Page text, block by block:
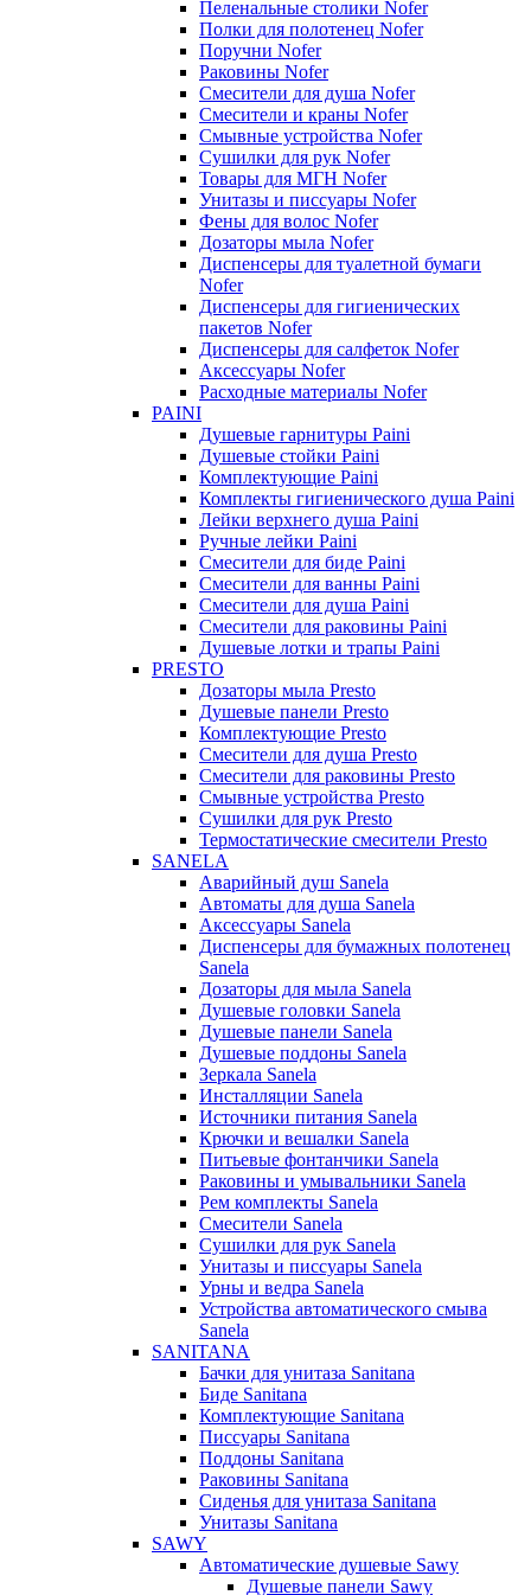
Пеленальные столики Nofer
Полки для полотенец Nofer
Поручни Nofer
Раковины Nofer
Смесители для душа Nofer
Смесители и краны Nofer
Смывные устройства Nofer
Сушилки для рук Nofer
Товары для МГН Nofer
Унитазы и писсуары Nofer
Фены для волос Nofer
Дозаторы мыла Nofer
Диспенсеры для туалетной бумаги
Nofer
Диспенсеры для гигиенических
пакетов Nofer
Диспенсеры для салфеток Nofer
Аксессуары Nofer
Расходные материалы Nofer
PAINI
Душевые гарнитуры Paini
Душевые стойки Paini
Комплектующие Paini
Комплекты гигиенического душа Paini
Лейки верхнего душа Paini
Ручные лейки Paini
Смесители для биде Paini
Смесители для ванны Paini
Смесители для душа Paini
Смесители для раковины Paini
Душевые лотки и трапы Paini
PRESTO
Дозаторы мыла Presto
Душевые панели Presto
Комплектующие Presto
Смесители для душа Presto
Смесители для раковины Presto
Смывные устройства Presto
Сушилки для рук Presto
Термостатические смесители Presto
SANELA
Аварийный душ Sanela
Автоматы для душа Sanela
Аксессуары Sanela
Диспенсеры для бумажных полотенец
Sanela
Дозаторы для мыла Sanela
Душевые головки Sanela
Душевые панели Sanela
Душевые поддоны Sanela
Зеркала Sanela
Инсталляции Sanela
Источники питания Sanela
Крючки и вешалки Sanela
Питьевые фонтанчики Sanela
Раковины и умывальники Sanela
Рем комплекты Sanela
Смесители Sanela
Сушилки для рук Sanela
Унитазы и писсуары Sanela
Урны и ведра Sanela
Устройства автоматического смыва
Sanela
SANITANA
Бачки для унитаза Sanitana
Биде Sanitana
Комплектующие Sanitana
Писсуары Sanitana
Поддоны Sanitana
Раковины Sanitana
Сиденья для унитаза Sanitana
Унитазы Sanitana
SAWY
Автоматические душевые Sawy
Душевые панели Sawy